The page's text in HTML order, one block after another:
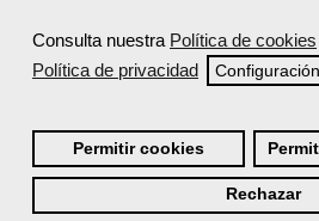
Consulta nuestra Política de cookies
Política de privacidad
Configuración
Permitir cookies
Rechazar
Cursos Femxa
Transformación de